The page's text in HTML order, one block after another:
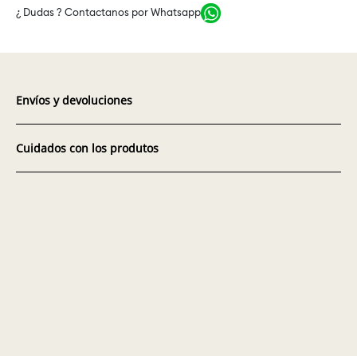
¿ Dudas ? Contactanos por Whatsapp
Envíos y devoluciones
Cuidados con los produtos